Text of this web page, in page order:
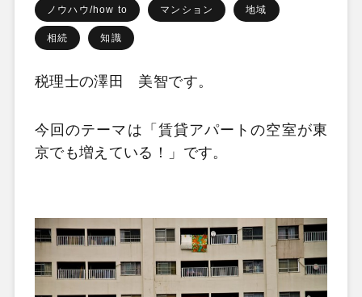
ノウハウ/how to マンション 地域
相続 知識
税理士の澤田 美智です。
今回のテーマは「賃貸アパートの空室が東
京でも増えている！」です。